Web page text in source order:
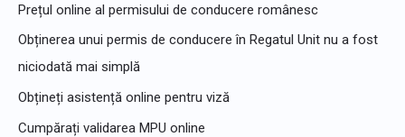
Prețul online al permisului de conducere românesc
Obținerea unui permis de conducere în Regatul Unit nu a fost
niciodată mai simplă
Obțineți asistență online pentru viză
Cumpărați validarea MPU online